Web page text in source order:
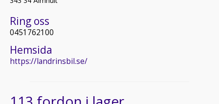
Ring oss
0451762100
Hemsida
https://landrinsbil.se/